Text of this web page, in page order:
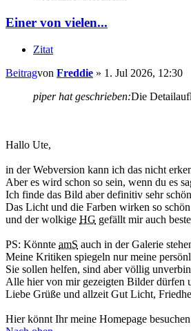
Einer von vielen...
Zitat
Beitragvon Freddie » 1. Jul 2026, 12:30
piper hat geschrieben:Die
Hallo Ute,
in der Webversion kann ich das nicht
Aber es wird schon so sein, wenn du es
Ich finde das Bild aber definitiv sehr
Das Licht und die Farben wirken so
und der wolkige HG gefällt mir auch
PS: Könnte amS auch in der Galerie
Meine Kritiken spiegeln nur meine
Sie sollen helfen, sind aber völlig
Alle hier von mir gezeigten Bilder dürfen
Liebe Grüße und allzeit Gut Licht,
Hier könnt Ihr meine Homepage